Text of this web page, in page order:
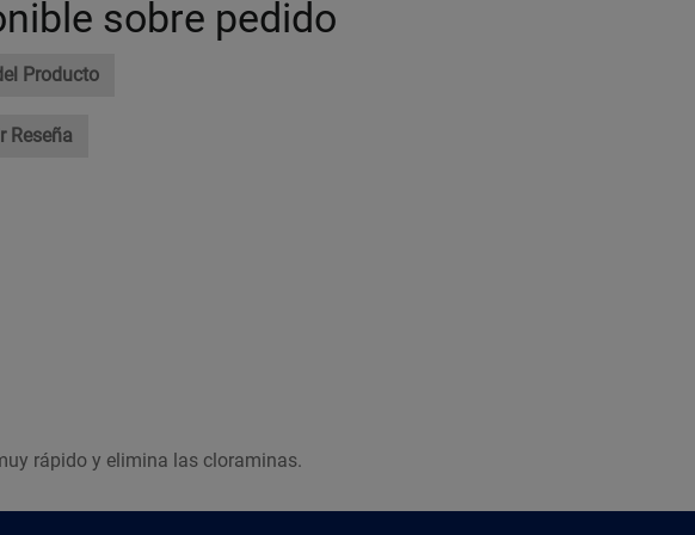
sobre pedido
Producto
Reseña
rápido y elimina las cloraminas.